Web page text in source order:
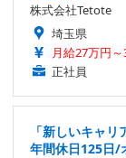
株式会社Tetote
埼玉県
月給27万円
正社員
「新しいキャ
年間休日125日/